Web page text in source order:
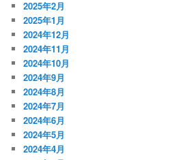
2025年2月
2025年1月
2024年12月
2024年11月
2024年10月
2024年9月
2024年8月
2024年7月
2024年6月
2024年5月
2024年4月